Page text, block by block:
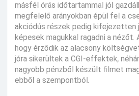
másfél órás időtartammal jól
megfelelő arányokban épül fel a
akciódús részek pedig kifejezetten
képesek magukkal ragadni a nézőt.
hogy érződik az alacsony
jóra sikerültek a CGI-effektek,
nagyobb pénzből készült filmet
ebből a szempontból.